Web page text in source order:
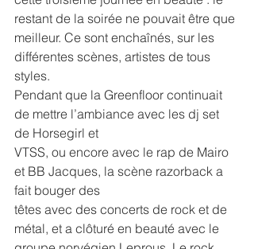
restant de la soirée ne pouvait être que
meilleur. Ce sont enchaînés, sur les
différentes scènes, artistes de tous
styles.
Pendant que la Greenfloor continuait
de mettre l’ambiance avec les dj set
de Horsegirl et
VTSS, ou encore avec le rap de Mairo
et BB Jacques, la scène razorback a
fait bouger des
têtes avec des concerts de rock et de
métal, et a clôturé en beauté avec le